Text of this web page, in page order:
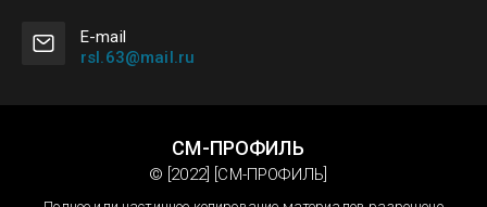
Е-mail
rsl.63@mail.ru
СМ-ПРОФИЛЬ
© [2022] [СМ-ПРОФИЛЬ]